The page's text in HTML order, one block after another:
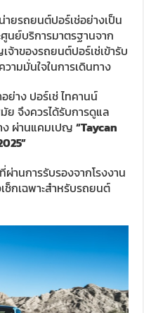
ายรถยนต์ปอร์เช่อย่างเป็น
นย์บริการมาตรฐานจาก
จ้าของรถยนต์ปอร์เช่เข้ารับ
ามมั่นใจในการเดินทาง
ย่าง ปอร์เช่ ไทคานน์
ย จึงควรได้รับการดูแล
ง ผ่านแคมเปญ“Taycan
านการรับรองจากโรงงาน
กเฉพาะสำหรับรถยนต์